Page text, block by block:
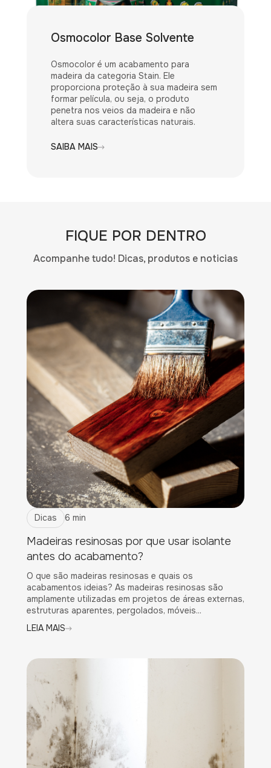
Osmocolor Base Solvente
Osmocolor é um acabamento para
madeira da categoria Stain. Ele
proporciona proteção à sua madeira sem
formar película, ou seja, o produto
penetra nos veios da madeira e não
altera suas características naturais.
SAIBA MAIS
FIQUE POR DENTRO
Acompanhe tudo! Dicas, produtos e noticias
Dicas 6 min
Madeiras resinosas por que usar isolante
antes do acabamento?
O que são madeiras resinosas e quais os
acabamentos ideias? As madeiras resinosas são
amplamente utilizadas em projetos de áreas externas,
estruturas aparentes, pergolados, móveis...
LEIA MAIS